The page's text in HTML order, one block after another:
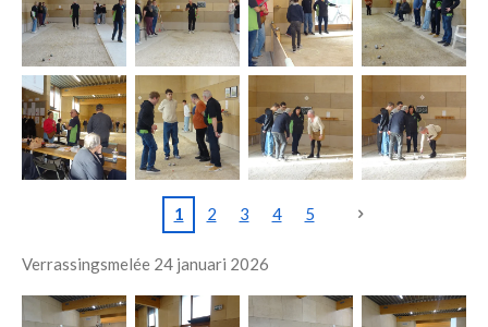
1 2 3 4 5
Verrassingsmelée 24 januari 2026